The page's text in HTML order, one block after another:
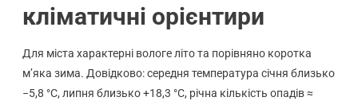
кліматичні орієнтири
Для міста характерні вологе літо та порівняно коротка
м’яка зима. Довідково: середня температура січня близько
−5,8 °C, липня близько +18,3 °C, річна кількість опадів ≈